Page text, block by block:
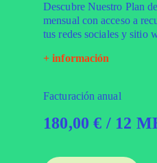
Descubre Nuestro Plan
mensual con acceso a
tus redes sociales y sitio
+ información
Facturación anual
180,00€ / 12